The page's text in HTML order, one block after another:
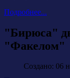
Подробнее...
"Бирюса"
"Факелом"
Создано: 06